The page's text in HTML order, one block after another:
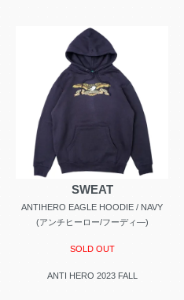
SWEAT
ANTIHERO EAGLE HOODIE / NAVY
(アンチヒーロー/フーディ―)
SOLD OUT
ANTI HERO 2023 FALL